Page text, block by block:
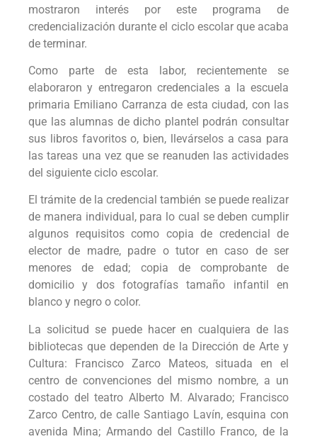
mostraron interés por este programa de
credencialización durante el ciclo escolar que acaba
de terminar.
Como parte de esta labor, recientemente se
elaboraron y entregaron credenciales a la escuela
primaria Emiliano Carranza de esta ciudad, con las
que las alumnas de dicho plantel podrán consultar
sus libros favoritos o, bien, llevárselos a casa para
las tareas una vez que se reanuden las actividades
del siguiente ciclo escolar.
El trámite de la credencial también se puede realizar
de manera individual, para lo cual se deben cumplir
algunos requisitos como copia de credencial de
elector de madre, padre o tutor en caso de ser
menores de edad; copia de comprobante de
domicilio y dos fotografías tamaño infantil en
blanco y negro o color.
La solicitud se puede hacer en cualquiera de las
bibliotecas que dependen de la Dirección de Arte y
Cultura: Francisco Zarco Mateos, situada en el
centro de convenciones del mismo nombre, a un
costado del teatro Alberto M. Alvarado; Francisco
Zarco Centro, de calle Santiago Lavín, esquina con
avenida Mina; Armando del Castillo Franco, de la